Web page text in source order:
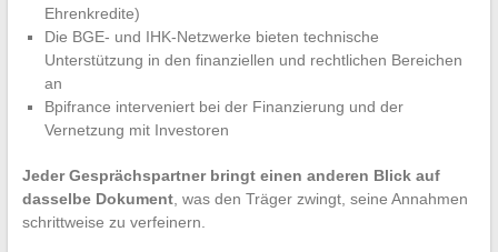
Ehrenkredite)
Die BGE- und IHK-Netzwerke bieten technische
Unterstützung in den finanziellen und rechtlichen Bereichen
an
Bpifrance interveniert bei der Finanzierung und der
Vernetzung mit Investoren
Jeder Gesprächspartner bringt einen anderen Blick auf
dasselbe Dokument, was den Träger zwingt, seine Annahmen
schrittweise zu verfeinern.